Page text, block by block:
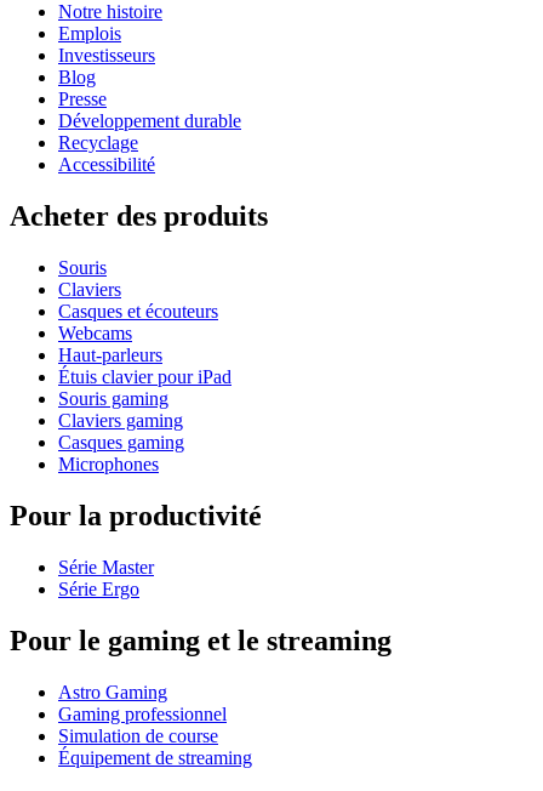
Notre histoire
Emplois
Investisseurs
Blog
Presse
Développement durable
Recyclage
Accessibilité
Acheter des produits
Souris
Claviers
Casques et écouteurs
Webcams
Haut-parleurs
Étuis clavier pour iPad
Souris gaming
Claviers gaming
Casques gaming
Microphones
Pour la productivité
Série Master
Série Ergo
Pour le gaming et le streaming
Astro Gaming
Gaming professionnel
Simulation de course
Équipement de streaming